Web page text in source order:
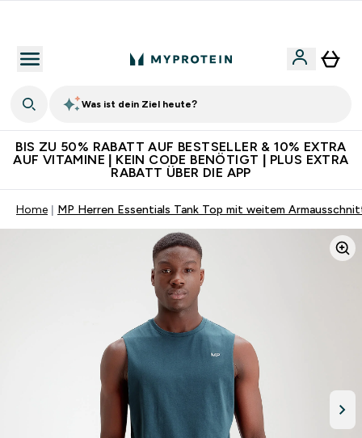
Was ist dein Ziel heute?
BIS ZU 50% RABATT AUF BESTSELLER & 10% EXTRA
AUF VITAMINE | KEIN CODE BENÖTIGT | PLUS EXTRA
RABATT ÜBER DIE APP
Home MP Herren Essentials Tank Top mit weitem